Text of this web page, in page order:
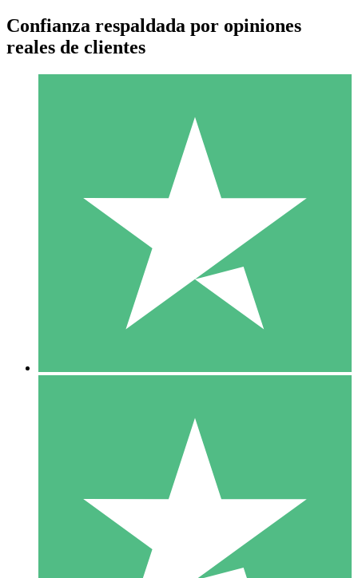
Paquetes de Créditos Individuales
Paga según el uso con créditos de descarga. Sin compromiso
10 00
10 Descargas
20 00
Confianza respaldada por opiniones
reales de clientes